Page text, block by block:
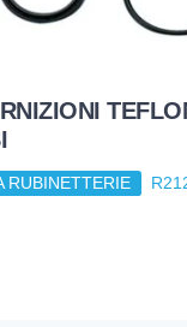
RUBINETTERIE